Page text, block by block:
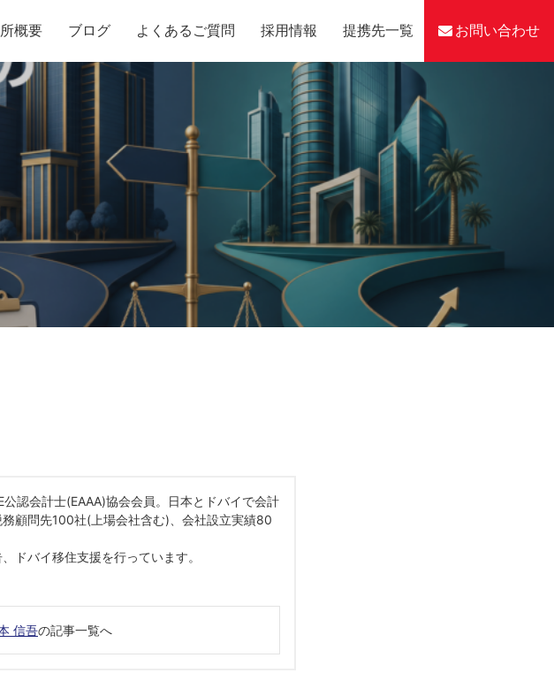
概要 ブログ よくあるご質問 採用情報 提携先一覧 お問い合わせ
認会計士(EAAA)協会会員。日本とドバイで会計
顧問先100社(上場会社含む)、会社設立実績80
ドバイ移住支援を行っています。
信吾の記事一覧へ